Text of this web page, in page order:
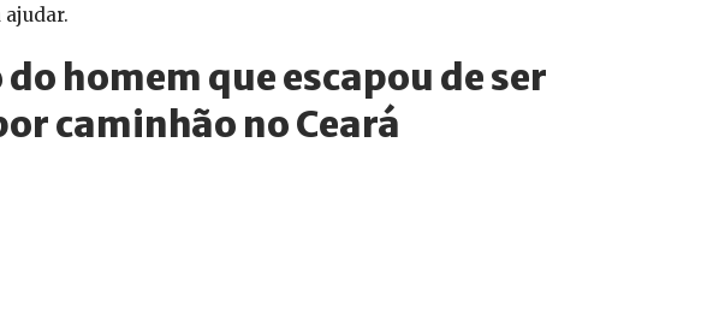
ajudar.
homem que escapou de ser
caminhão no Ceará